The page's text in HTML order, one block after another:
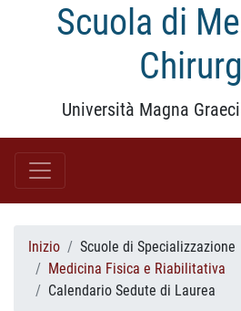
Scuola di
Università Magna
Inizio
Scuole di Specializzazione
Medicina Fisica e Riabilitativa
Calendario Sedute di Laurea